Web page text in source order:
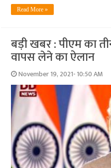
Read More »
बड़ी खबर : पीएम का
वापस लेने का ऐलान
November 19, 2021- 10:50 AM